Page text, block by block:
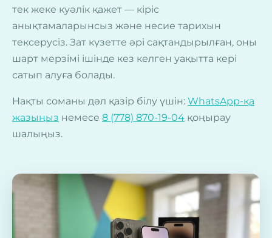
тек жеке куәлік қажет — кіріс
анықтамаларынсыз және несие тарихын
тексерусіз. Зат күзетте әрі сақтандырылған, оны
шарт мерзімі ішінде кез келген уақытта кері
сатып алуға болады.
Нақты соманы дәл қазір білу үшін: WhatsApp-қа
жазыңыз немесе 8 (778) 870-19-04 қоңырау
шалыңыз.